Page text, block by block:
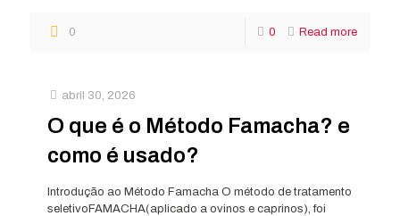
0 0 Read more
abril 30, 2026
O que é o Método Famacha? e
como é usado?
Introdução ao Método Famacha O método de tratamento
seletivoFAMACHA(aplicado a ovinos e caprinos), foi